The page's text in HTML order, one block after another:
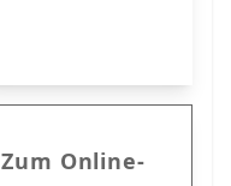
Zum Online-